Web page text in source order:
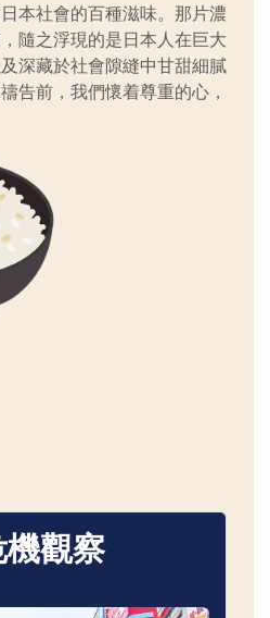
本社會的百種滋味。那片濃
隨之浮現的是日本人在巨大
深藏於社會隙縫中甘甜細膩
告前，我們懷着尊重的心，
觀察